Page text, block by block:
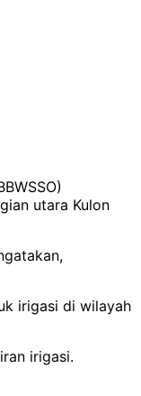
utara Kulon
irigasi di wilayah
irigasi.